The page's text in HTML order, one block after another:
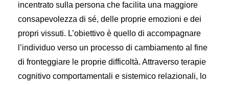
incentrato sulla persona che facilita una maggiore
consapevolezza di sé, delle proprie emozioni e dei
propri vissuti. L’obiettivo è quello di accompagnare
l’individuo verso un processo di cambiamento al fine
di fronteggiare le proprie difficoltà. Attraverso terapie
cognitivo comportamentali e sistemico relazionali, lo